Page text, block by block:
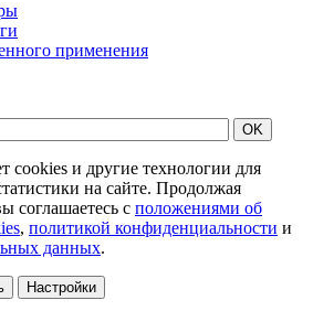
применения
cookies и другие технологии для
на сайте. Продолжая
соглашаетесь с положениями об
, политикой конфиденциальности и
данных.
Настройки